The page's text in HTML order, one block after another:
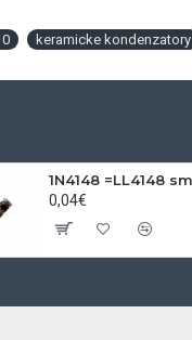
keramicke kondenzatory
0,04€